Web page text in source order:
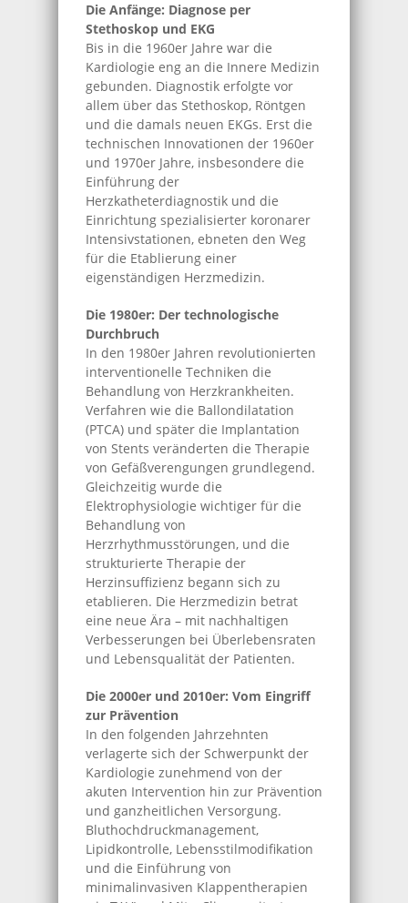
Die Anfänge: Diagnose per
Stethoskop und EKG
Bis in die 1960er Jahre war die
Kardiologie eng an die Innere Medizin
gebunden. Diagnostik erfolgte vor
allem über das Stethoskop, Röntgen
und die damals neuen EKGs. Erst die
technischen Innovationen der 1960er
und 1970er Jahre, insbesondere die
Einführung der
Herzkatheterdiagnostik und die
Einrichtung spezialisierter koronarer
Intensivstationen, ebneten den Weg
für die Etablierung einer
eigenständigen Herzmedizin.
Die 1980er: Der technologische
Durchbruch
In den 1980er Jahren revolutionierten
interventionelle Techniken die
Behandlung von Herzkrankheiten.
Verfahren wie die Ballondilatation
(PTCA) und später die Implantation
von Stents veränderten die Therapie
von Gefäßverengungen grundlegend.
Gleichzeitig wurde die
Elektrophysiologie wichtiger für die
Behandlung von
Herzrhythmusstörungen, und die
strukturierte Therapie der
Herzinsuffizienz begann sich zu
etablieren. Die Herzmedizin betrat
eine neue Ära – mit nachhaltigen
Verbesserungen bei Überlebensraten
und Lebensqualität der Patienten.
Die 2000er und 2010er: Vom Eingriff
zur Prävention
In den folgenden Jahrzehnten
verlagerte sich der Schwerpunkt der
Kardiologie zunehmend von der
akuten Intervention hin zur Prävention
und ganzheitlichen Versorgung.
Bluthochdruckmanagement,
Lipidkontrolle, Lebensstilmodifikation
und die Einführung von
minimalinvasiven Klappentherapien